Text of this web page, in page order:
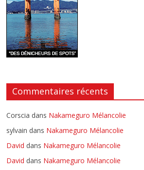
Commentaires récents
Corscia dans Nakameguro Mélancolie
sylvain dans Nakameguro Mélancolie
David dans Nakameguro Mélancolie
David dans Nakameguro Mélancolie